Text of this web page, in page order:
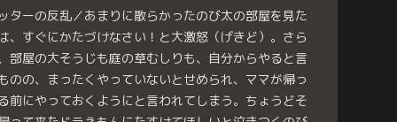
ターの反乱／あまりに散らかったのび太の部屋を見た
、すぐにかたづけなさい！と大激怒（げきど）。さら
部屋の大そうじも庭の草むしりも、自分からやると言
のの、まったくやっていないとせめられ、ママが帰っ
前にやっておくようにと言われてしまう。ちょうどそ